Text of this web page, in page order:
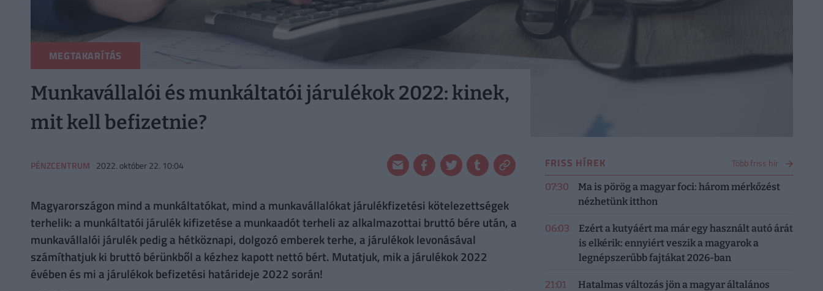
MEGTAKARÍTÁS
Munkavállalói és munkáltatói járulékok 2022: kinek,
mit kell befizetnie?
PÉNZCENTRUM 2022. október 22. 10:04
Magyarországon mind a munkáltatókat, mind a munkavállalókat járulékfizetési kötelezettségek
terhelik: a munkáltatói járulék kifizetése a munkaadót terheli az alkalmazottai bruttó bére után, a
munkavállalói járulék pedig a hétköznapi, dolgozó emberek terhe, a járulékok levonásával
számíthatjuk ki bruttó bérünkből a kézhez kapott nettó bért. Mutatjuk, mik a járulékok 2022
évében és mi a járulékok befizetési határideje 2022 során!
FRISS HÍREK Több friss hír
07:30
Ma is pörög a magyar foci: három mérkőzést
nézhetünk itthon
06:03
Ezért a kutyáért ma már egy használt autó árát
is elkérik: ennyiért veszik a magyarok a
legnépszerűbb fajtákat 2026-ban
21:01
Hatalmas változás jön a magyar általános